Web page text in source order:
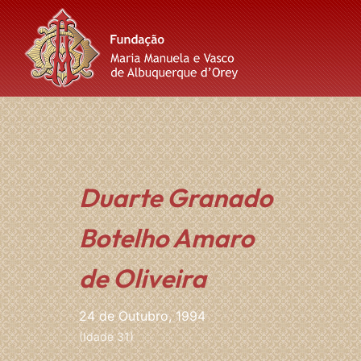
Skip
to
content
Skip
to
main
navigation
Skip
to
footer
Duarte Granado
Botelho Amaro
de Oliveira
24 de Outubro, 1994
(Idade 31)